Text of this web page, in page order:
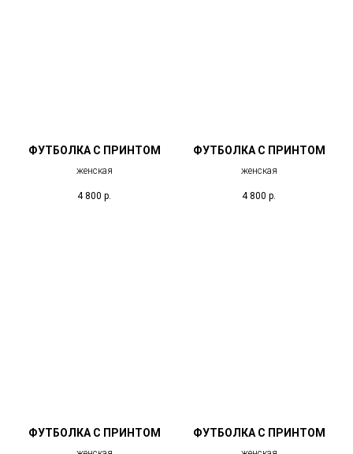
ФУТБОЛКА С ПРИНТОМ
женская
4 800 р.
ФУТБОЛКА С ПРИНТОМ
женская
4 800 р.
ФУТБОЛКА С ПРИНТОМ ФУТБОЛКА С ПРИНТОМ